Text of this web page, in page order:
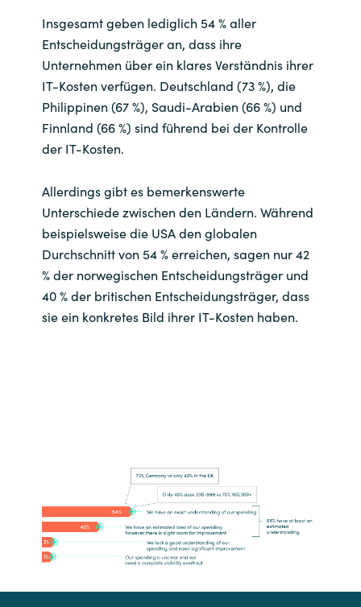
Insgesamt geben lediglich 54 % aller
Entscheidungsträger an, dass ihre
Unternehmen über ein klares Verständnis ihrer
IT-Kosten verfügen. Deutschland (73 %), die
Philippinen (67 %), Saudi-Arabien (66 %) und
Finnland (66 %) sind führend bei der Kontrolle
der IT-Kosten.
Allerdings gibt es bemerkenswerte
Unterschiede zwischen den Ländern. Während
beispielsweise die USA den globalen
Durchschnitt von 54 % erreichen, sagen nur 42
% der norwegischen Entscheidungsträger und
40 % der britischen Entscheidungsträger, dass
sie ein konkretes Bild ihrer IT-Kosten haben.